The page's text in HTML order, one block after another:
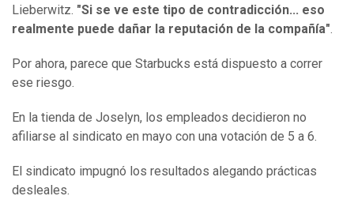
Lieberwitz. "Si se ve este tipo de contradicción... eso
realmente puede dañar la reputación de la compañía".
Por ahora, parece que Starbucks está dispuesto a correr
ese riesgo.
En la tienda de Joselyn, los empleados decidieron no
afiliarse al sindicato en mayo con una votación de 5 a 6.
El sindicato impugnó los resultados alegando prácticas
desleales.